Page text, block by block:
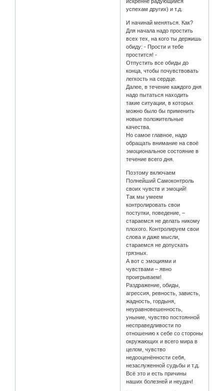
успехам других) и т.д.
И начинай меняться. Как?
Для начала надо простить
всех тех, на кого ты держишь
обиду: - Прости и тебе
простится! -
Отпустить все обиды до
конца, чтобы почувствовать
легкость на сердце.
Далее, в течение каждого дня
надо пытаться находить
такие ситуации, в которых
можно было бы применить
новые положительные
качества.
Но самое главное, надо
обращать внимание на своё
эмоциональное состояние в
течение всего дня.
Поэтому включаем
Полнейший Самоконтроль
своих чувств и эмоций!
Так мы умеем
контролировать свои
поступки, поведение, –
стараемся не делать никому
плохого. Контролируем свои
слова и даже мысли,
стараемся не допускать
грязных.
А вот с эмоциями и
чувствами – явно
проигрываем!
Раздражение, обиды,
агрессия, ревность, зависть,
жадность, гордыня,
неуравновешенность,
уныние, чувство постоянной
несправедливости по
отношению к себе со стороны
окружающих и всего мира в
целом, чувство
недооценённости себя,
незаслуженной судьбы и т.д.
Всё это и есть причины
наших болезней и неудач!